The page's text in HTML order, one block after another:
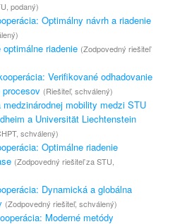
podaný)
Optimálny návrh a riadenie
optimálne riadenie (Zodpovedný riešiteľ
Verifikované odhadovanie
(Riešiteľ, schválený)
medzinárodnej mobility medzi STU
a Universität Liechtenstein
schválený)
Optimálne riadenie
(Zodpovedný riešiteľ za STU,
Dynamická a globálna
(Zodpovedný riešiteľ, schválený)
Moderné metódy